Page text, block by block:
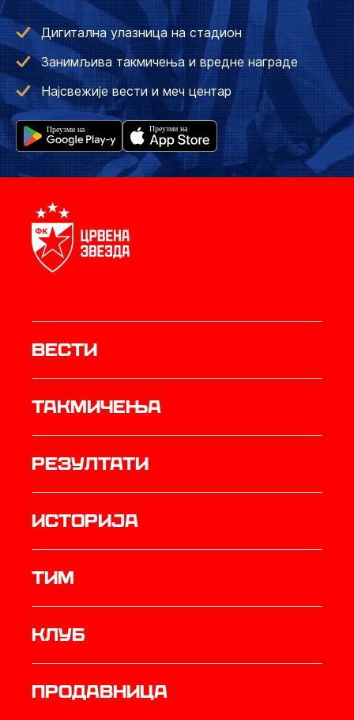
Дигитална улазница на стадион
Занимљива такмичења и вредне награде
Најсвежије вести и меч центар
Вести
Такмичења
резултати
историја
ТИМ
Клуб
продавница